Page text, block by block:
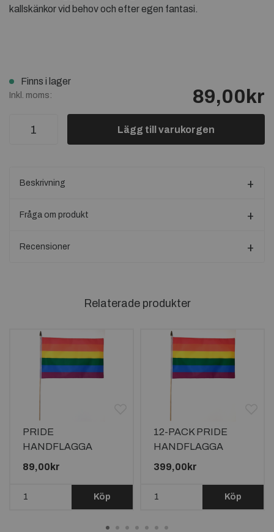
kallskänkor vid behov och efter egen fantasi.
Finns i lager
Inkl. moms: 89,00kr
Lägg till varukorgen
Beskrivning
Fråga om produkt
Recensioner
Relaterade produkter
PRIDE
HANDFLAGGA
45X30CM
89,00kr
Köp
12-PACK PRIDE
HANDFLAGGA
45X30CM
399,00kr
Köp